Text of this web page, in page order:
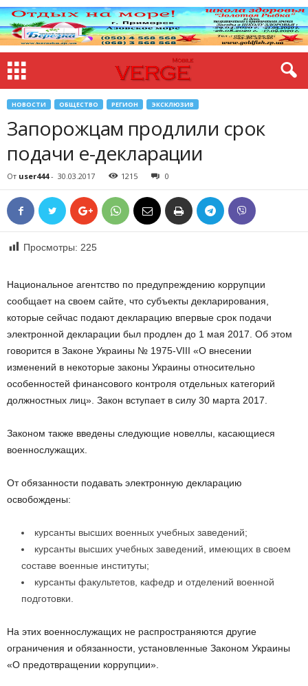
НОВОСТИ ОБЩЕСТВО РЕГИОН ЭКСКЛЮЗИВ
Запорожцам продлили срок
подачи е-декларации
От user444- 30.03.2017 1215 0
Просмотры: 225
Национальное агентство по предупреждению коррупции
сообщает на своем сайте, что субъекты декларирования,
которые сейчас подают декларацию впервые срок подачи
электронной декларации был продлен до 1 мая 2017. Об этом
говорится в Законе Украины № 1975-VIII «О внесении
изменений в некоторые законы Украины относительно
особенностей финансового контроля отдельных категорий
должностных лиц». Закон вступает в силу 30 марта 2017.
Законом также введены следующие новеллы, касающиеся
военнослужащих.
От обязанности подавать электронную декларацию
освобождены:
курсанты высших военных учебных заведений;
курсанты высших учебных заведений, имеющих в своем
составе военные институты;
курсанты факультетов, кафедр и отделений военной
подготовки.
На этих военнослужащих не распространяются другие
ограничения и обязанности, установленные Законом Украины
«О предотвращении коррупции».